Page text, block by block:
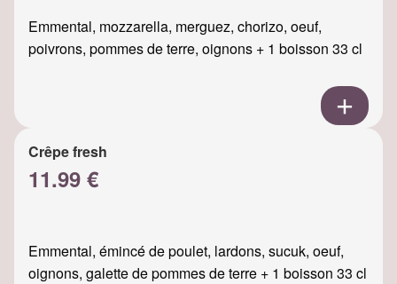
Emmental, mozzarella, merguez, chorizo, oeuf,
poivrons, pommes de terre, oignons + 1 boisson 33 cl
Crêpe fresh
11.99 €
Emmental, émincé de poulet, lardons, sucuk, oeuf,
oignons, galette de pommes de terre + 1 boisson 33 cl